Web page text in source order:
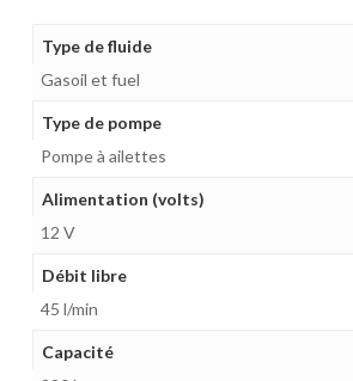
Type de fluide
Gasoil et fuel
Type de pompe
Pompe à ailettes
Alimentation (volts)
12 V
Débit libre
45 l/min
Capacité